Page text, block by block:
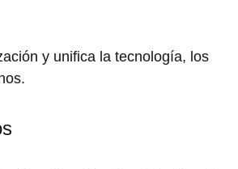
y unifica la tecnología, los